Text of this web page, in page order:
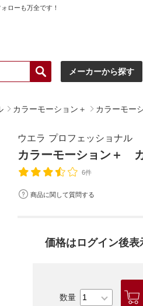
ローも万全です！
メーカーから探す
カラーモーション＋ カラーモ
ウエラ プロフェッショナル
カラーモーション＋
6件
商品に関して質問する
価格はログイン後表